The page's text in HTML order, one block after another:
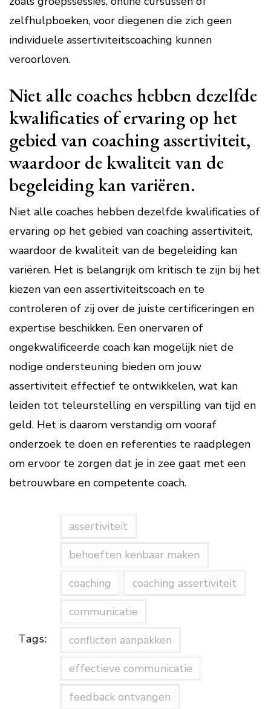
zelfhulpboeken, voor diegenen die zich geen
individuele assertiviteitscoaching kunnen
veroorloven.
Niet alle coaches hebben dezelfde
kwalificaties of ervaring op het
gebied van coaching assertiviteit,
waardoor de kwaliteit van de
begeleiding kan variëren.
Niet alle coaches hebben dezelfde kwalificaties of
ervaring op het gebied van coaching assertiviteit,
waardoor de kwaliteit van de begeleiding kan
variëren. Het is belangrijk om kritisch te zijn bij het
kiezen van een assertiviteitscoach en te
controleren of zij over de juiste certificeringen en
expertise beschikken. Een onervaren of
ongekwalificeerde coach kan mogelijk niet de
nodige ondersteuning bieden om jouw
assertiviteit effectief te ontwikkelen, wat kan
leiden tot teleurstelling en verspilling van tijd en
geld. Het is daarom verstandig om vooraf
onderzoek te doen en referenties te raadplegen
om ervoor te zorgen dat je in zee gaat met een
betrouwbare en competente coach.
Tags:
assertiviteit
behoeften kenbaar maken
coaching
coaching assertiviteit
communicatie
conflicten aanpakken
effectieve communicatie
feedback ontvangen